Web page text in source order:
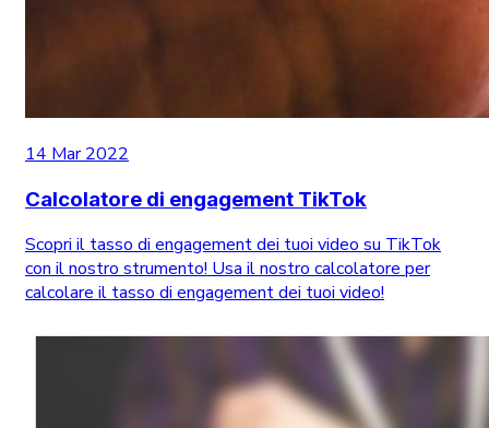
14 Mar 2022
Calcolatore di engagement TikTok
Scopri il tasso di engagement dei tuoi video su TikTok
con il nostro strumento! Usa il nostro calcolatore per
calcolare il tasso di engagement dei tuoi video!